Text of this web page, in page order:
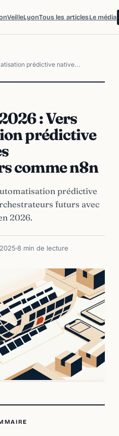
VeilleLyonTous les articlesLe média
prédictive native...
: Vers
prédictive
comme n8n
prédictive
futurs avec
2026.
8 min de lecture